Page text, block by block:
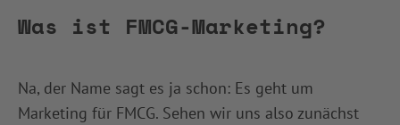
Was ist FMCG-Marketing?
Na, der Name sagt es ja schon: Es geht um
Marketing für FMCG. Sehen wir uns also zunächst